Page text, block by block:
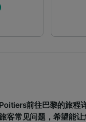
前往巴黎的旅程
客常见问题，希望能
information on a
advertising and
and content
and services